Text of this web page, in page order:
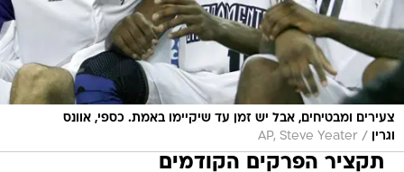
צעירים ומבטיחים, אבל יש זמן עד שיקיימו באמת. כספי, אוונס
וגרין /
AP, Steve Yeater
תקציר הפרקים הקודמים